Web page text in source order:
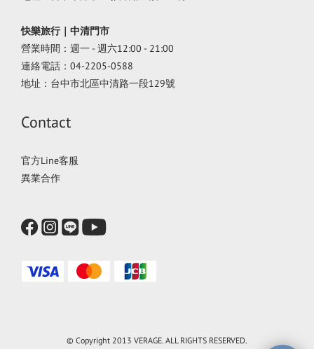
快樂旅行｜中清門市
營業時間：週一 - 週六12:00 - 21:00
連絡電話：04-2205-0588
地址：台中市北區中清路一段129號
Contact
官方Line客服
異業合作
© Copyright 2013 VERAGE. ALL RIGHTS RESERVED.